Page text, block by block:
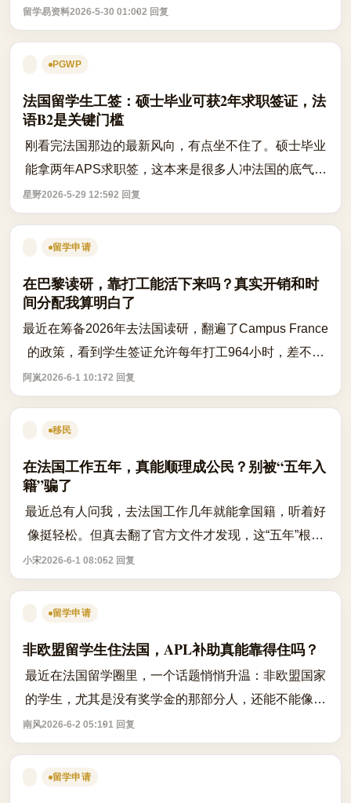
了锅。最直观的变化是申请系统重新梳理，从提交材料
到校方初审，流程压缩了至少两周时间。之...
留学易资料2026-5-30 01:002 回复
PGWP
法国留学生工签：硕士毕业可获2年求职签证，法
语B2是关键门槛
刚看完法国那边的最新风向，有点坐不住了。硕士毕业
能拿两年APS求职签，这本来是很多人冲法国的底气，
可现在听说2026年要卡法语B2，真不是开玩笑。 问题
是，现在还在读研，法语才B1，还差一截。...
星野2026-5-29 12:592 回复
留学申请
在巴黎读研，靠打工能活下来吗？真实开销和时
间分配我算明白了
最近在筹备2026年去法国读研，翻遍了Campus France
的政策，看到学生签证允许每年打工964小时，差不多
每周20小时，当时心里一热：这不就等于能自己养活自
己了吗？但真坐下来一算账，才发现理想和...
阿岚2026-6-1 10:172 回复
移民
在法国工作五年，真能顺理成公民？别被“五年入
籍”骗了
最近总有人问我，去法国工作几年就能拿国籍，听着好
像挺轻松。但真去翻了官方文件才发现，这“五年”根本
不是打卡上班那么简单。你以为只要在法国合法工作满
五年，交税、租房、有工作合同，就能...
小宋2026-6-1 08:052 回复
留学申请
非欧盟留学生住法国，APL补助真能靠得住吗？
最近在法国留学圈里，一个话题悄悄升温：非欧盟国家
的学生，尤其是没有奖学金的那部分人，还能不能像以
前一样顺利申请到CAF的住房补贴（APL）？这事儿其
实没那么简单。很多人只盯着法国公立大学...
南风2026-6-2 05:191 回复
留学申请